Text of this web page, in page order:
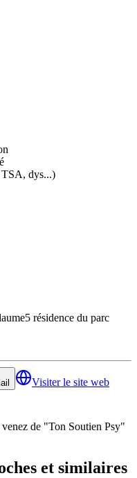
dys...)
5 résidence du parc
Visiter le site web
de "Ton Soutien Psy"
et similaires